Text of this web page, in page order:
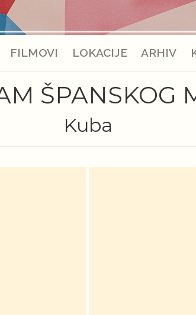
FILMOVI LOKACIJE ARHIV
ŠPANSKOG
Kuba